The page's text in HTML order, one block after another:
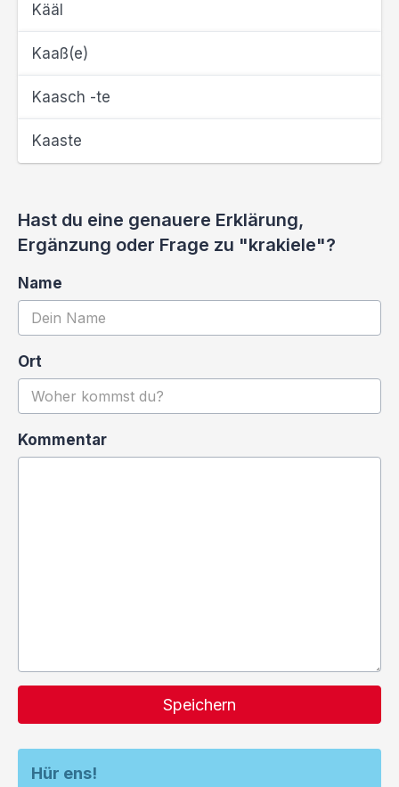
Kääl
Kaaß(e)
Kaasch -te
Kaaste
Hast du eine genauere Erklärung,
Ergänzung oder Frage zu "krakiele"?
Name
Ort
Kommentar
Speichern
Hür ens!